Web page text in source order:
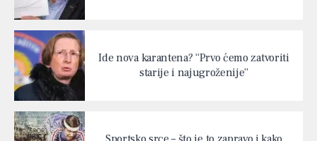
Ide nova karantena? “Prvo ćemo zatvoriti
starije i najugroženije”